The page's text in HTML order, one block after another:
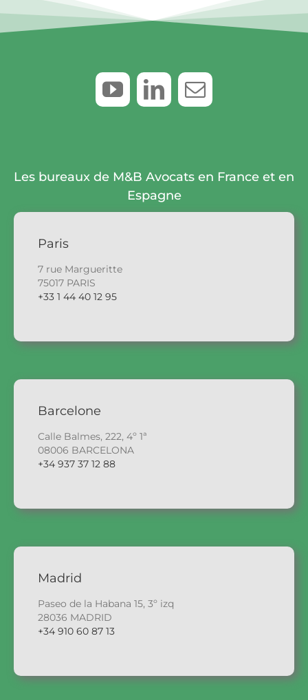
Les bureaux de M&B Avocats en France et en
Espagne
Paris
7 rue Margueritte
75017 PARIS
+33 1 44 40 12 95
Barcelone
Calle Balmes, 222, 4º 1ª
08006 BARCELONA
+34 937 37 12 88
Madrid
Paseo de la Habana 15, 3º izq
28036 MADRID
+34 910 60 87 13